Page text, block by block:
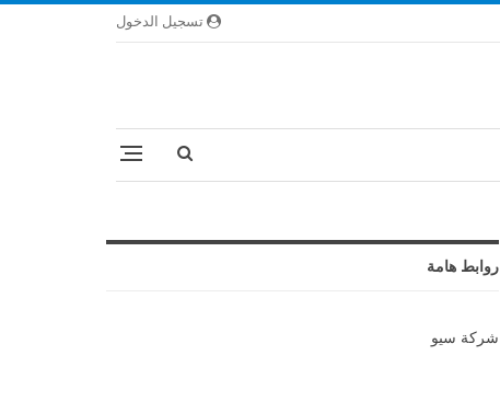
تسجيل الدخول
روابط هامة
شركة سيو